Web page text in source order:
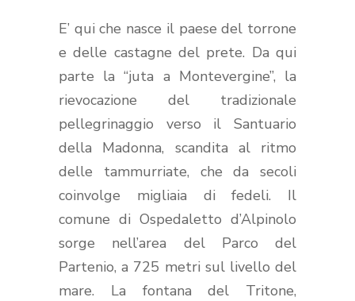
E’ qui che nasce il paese del torrone
e delle castagne del prete. Da qui
parte la “juta a Montevergine”, la
rievocazione del tradizionale
pellegrinaggio verso il Santuario
della Madonna, scandita al ritmo
delle tammurriate, che da secoli
coinvolge migliaia di fedeli. Il
comune di Ospedaletto d’Alpinolo
sorge nell’area del Parco del
Partenio, a 725 metri sul livello del
mare. La fontana del Tritone,